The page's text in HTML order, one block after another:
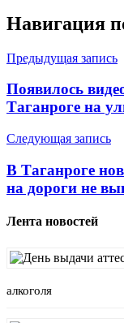
Навигация
Предыдущая запись
Появилось
Таганроге на
Следующая запись
В Таганроге
на дороги не
Лента новостей
алкоголя